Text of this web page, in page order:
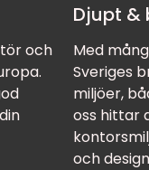
och
Djupt &
Med
Sveriges
miljöer,
oss hittar
och